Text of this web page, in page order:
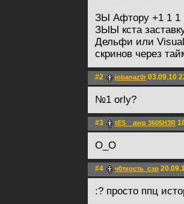
ЗЫ Афтору +1 1 1
ЗЫЫ кста
Дельфи или Visual
скринов через
#2 jobanaz0r 03.09.10
№1 orly?
#3 tES__awp 3605H3R
O_O
#4 ч0ткость_сэр
:? просто ппц